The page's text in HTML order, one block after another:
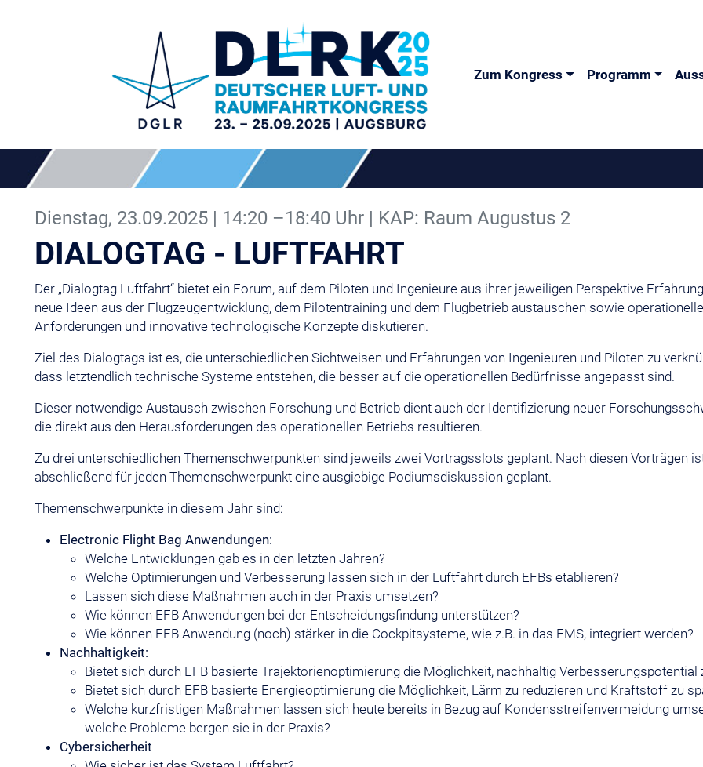
Zum Kongress Programm
Dienstag, 23.09.2025 | 14:20 –18:40 Uhr | KAP: Raum Augustus 2
DIALOGTAG - LUFTFAHRT
Der „Dialogtag Luftfahrt“ bietet ein Forum, auf dem Piloten und Ingenieure aus ihrer jeweiligen Perspektive
neue Ideen aus der Flugzeugentwicklung, dem Pilotentraining und dem Flugbetrieb austauschen sowie operationelle
Anforderungen und innovative technologische Konzepte diskutieren.
Ziel des Dialogtags ist es, die unterschiedlichen Sichtweisen und Erfahrungen von Ingenieuren und Piloten zu
dass letztendlich technische Systeme entstehen, die besser auf die operationellen Bedürfnisse angepasst sind.
Dieser notwendige Austausch zwischen Forschung und Betrieb dient auch der Identifizierung neuer
die direkt aus den Herausforderungen des operationellen Betriebs resultieren.
Zu drei unterschiedlichen Themenschwerpunkten sind jeweils zwei Vortragsslots geplant. Nach diesen Vorträgen
abschließend für jeden Themenschwerpunkt eine ausgiebige Podiumsdiskussion geplant.
Themenschwerpunkte in diesem Jahr sind:
Electronic Flight Bag Anwendungen:
Welche Entwicklungen gab es in den letzten Jahren?
Welche Optimierungen und Verbesserung lassen sich in der Luftfahrt durch EFBs etablieren?
Lassen sich diese Maßnahmen auch in der Praxis umsetzen?
Wie können EFB Anwendungen bei der Entscheidungsfindung unterstützen?
Wie können EFB Anwendung (noch) stärker in die Cockpitsysteme, wie z.B. in das FMS, integriert werden?
Nachhaltigkeit:
Bietet sich durch EFB basierte Trajektorienoptimierung die Möglichkeit, nachhaltig Verbesserungspotential
Bietet sich durch EFB basierte Energieoptimierung die Möglichkeit, Lärm zu reduzieren und Kraftstoff zu
Welche kurzfristigen Maßnahmen lassen sich heute bereits in Bezug auf Kondensstreifenvermeidung
welche Probleme bergen sie in der Praxis?
Cybersicherheit